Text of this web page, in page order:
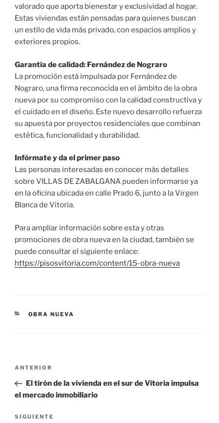
valorado que aporta bienestar y exclusividad al hogar.
Estas viviendas están pensadas para quienes buscan
un estilo de vida más privado, con espacios amplios y
exteriores propios.
Garantía de calidad: Fernández de Nograro
La promoción está impulsada por Fernández de
Nograro, una firma reconocida en el ámbito de la obra
nueva por su compromiso con la calidad constructiva y
el cuidado en el diseño. Este nuevo desarrollo refuerza
su apuesta por proyectos residenciales que combinan
estética, funcionalidad y durabilidad.
Infórmate y da el primer paso
Las personas interesadas en conocer más detalles
sobre VILLAS DE ZABALGANA pueden informarse ya
en la oficina ubicada en calle Prado 6, junto a la Virgen
Blanca de Vitoria.
Para ampliar información sobre esta y otras
promociones de obra nueva en la ciudad, también se
puede consultar el siguiente enlace:
https://pisosvitoria.com/content/15-obra-nueva
CATEGORÍAS
OBRA NUEVA
Navegación
entradas
Entrada
anterior:
ANTERIOR
El tirón de la vivienda en el sur de Vitoria impulsa
el mercado inmobiliario
Siguiente
SIGUIENTE